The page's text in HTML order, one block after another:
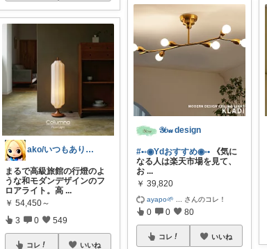
ako/いつもありがとう🌈5日感謝
まるで高級旅館の行燈のよ
うな和モダンデザインのフ
ロアライト。高 ...
￥ 54,450～
3 0 549
コレ いいね
𝒴𝑜𝓊 design
#•◦◉Ydおすすめ◉◦• 《気に
なる人は楽天市場を見て、
お ...
￥ 39,820
ayapo🌱 さんのコレ！
0 0 80
コレ いいね